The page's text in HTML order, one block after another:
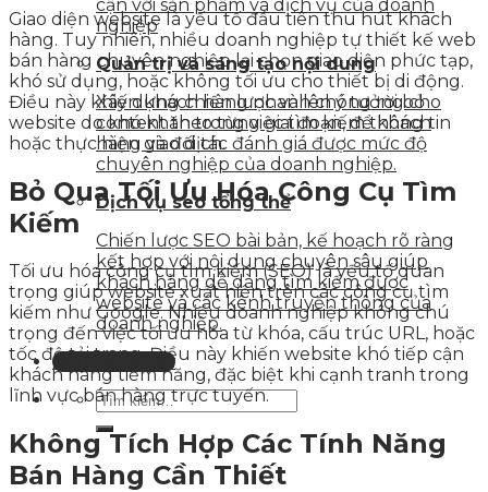
cận với sản phẩm và dịch vụ của doanh
nghiệp
Quản trị và sáng tạo nội dung
Xây dựng chiến lược và lên ý tưởng cho
content theo từng giai đoạn, để khách
hàng và đối tác đánh giá được mức độ
chuyên nghiệp của doanh nghiệp.
Dịch vụ seo tổng thể
Chiến lược SEO bài bản, kế hoạch rõ ràng
kết hợp với nội dung chuyên sâu giúp
khách hàng dễ dàng tìm kiếm được
website và các kênh truyền thông của
doanh nghiệp.
Liên hệ tư vấn
Giao diện website là yếu tố đầu tiên thu hút khách
hàng. Tuy nhiên, nhiều doanh nghiệp tự thiết kế web
bán hàng chuyên nghiệp lại chọn giao diện phức tạp,
khó sử dụng, hoặc không tối ưu cho thiết bị di động.
Điều này khiến khách hàng nhanh chóng rời bỏ
website do khó khăn trong việc tìm kiếm thông tin
hoặc thực hiện giao dịch.
Bỏ Qua Tối Ưu Hóa Công Cụ Tìm
Kiếm
Tối ưu hóa công cụ tìm kiếm (SEO) là yếu tố quan
trọng giúp website xuất hiện trên các công cụ tìm
kiếm như Google. Nhiều doanh nghiệp không chú
trọng đến việc tối ưu hóa từ khóa, cấu trúc URL, hoặc
tốc độ tải trang. Điều này khiến website khó tiếp cận
khách hàng tiềm năng, đặc biệt khi cạnh tranh trong
lĩnh vực bán hàng trực tuyến.
Không Tích Hợp Các Tính Năng
Bán Hàng Cần Thiết